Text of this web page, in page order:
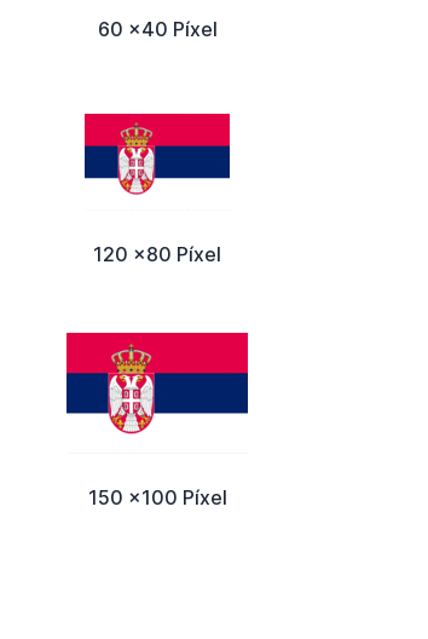
60 x40 Píxel
120 x80 Píxel
150 x100 Píxel